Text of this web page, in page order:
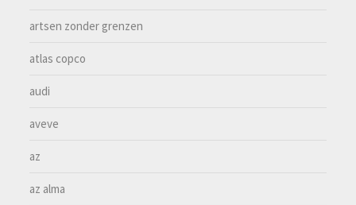
artsen zonder grenzen
atlas copco
audi
aveve
az
az alma